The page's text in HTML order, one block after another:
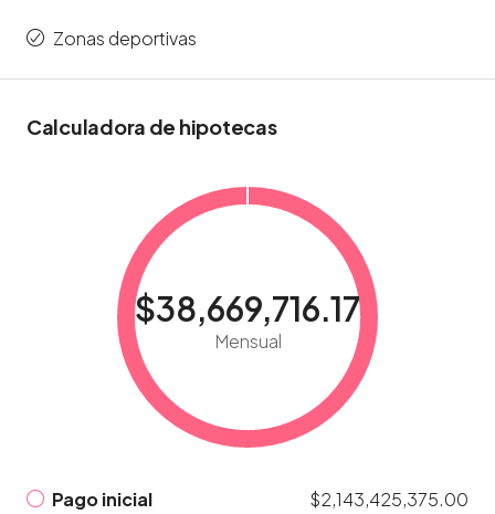
Zonas deportivas
Calculadora de hipotecas
$38,669,716.17
Mensual
Pago inicial
$2,143,425,375.00